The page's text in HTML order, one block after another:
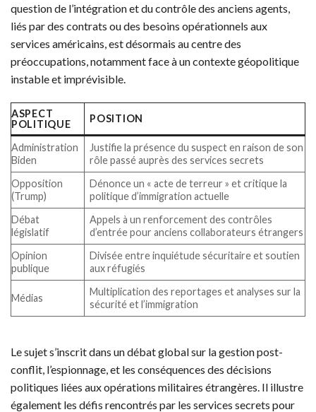
question de l’intégration et du contrôle des anciens agents,
liés par des contrats ou des besoins opérationnels aux
services américains, est désormais au centre des
préoccupations, notamment face à un contexte géopolitique
instable et imprévisible.
ASPECT
POLITIQUE
POSITION
Administration
Biden
Justifie la présence du suspect en raison de son
rôle passé auprès des services secrets
Opposition
(Trump)
Dénonce un « acte de terreur » et critique la
politique d’immigration actuelle
Débat
législatif
Appels à un renforcement des contrôles
d’entrée pour anciens collaborateurs étrangers
Opinion
publique
Divisée entre inquiétude sécuritaire et soutien
aux réfugiés
Médias
Multiplication des reportages et analyses sur la
sécurité et l’immigration
Le sujet s’inscrit dans un débat global sur la gestion post-
conflit, l’espionnage, et les conséquences des décisions
politiques liées aux opérations militaires étrangères. Il illustre
également les défis rencontrés par les services secrets pour